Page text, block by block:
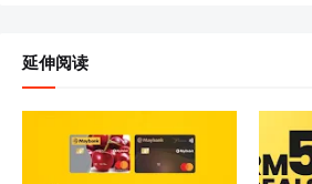
延伸阅读